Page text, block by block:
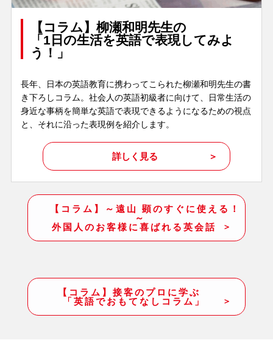
【コラム】柳瀬和明先生の
「1日の生活を英語で表現してみよ
う！」
長年、日本の英語教育に携わってこられた柳瀬和明先生の書
き下ろしコラム。社会人の英語初級者に向けて、日常生活の
身近な事柄を簡単な英語で表現できるようになるための視点
と、それに沿った表現例を紹介します。
詳しく見る
【コラム】～遠山 顕のすぐに使える！
～
外国人のお客様に喜ばれる英会話
【コラム】接客のプロに学ぶ
「英語でおもてなしコラム」